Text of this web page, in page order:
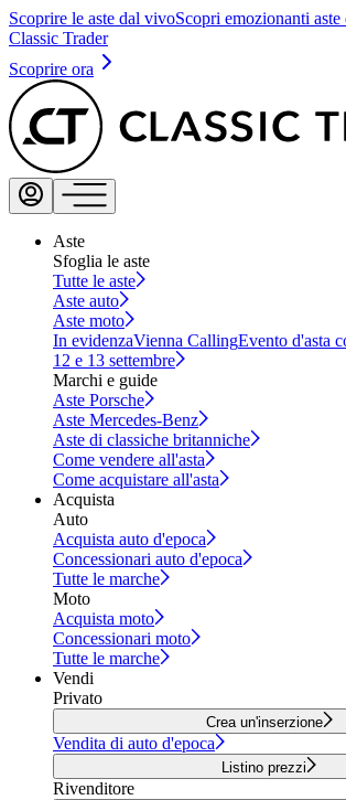
Scoprire le aste dal vivoScopri emozionanti
Classic Trader
Scoprire ora
Aste
Sfoglia le aste
Tutte le aste
Aste auto
Aste moto
In evidenzaVienna CallingEvento d'asta
12 e 13 settembre
Marchi e guide
Aste Porsche
Aste Mercedes-Benz
Aste di classiche britanniche
Come vendere all'asta
Come acquistare all'asta
Acquista
Auto
Acquista auto d'epoca
Concessionari auto d'epoca
Tutte le marche
Moto
Acquista moto
Concessionari moto
Tutte le marche
Vendi
Privato
Crea un'inserzione
Vendita di auto d'epoca
Listino prezzi
Rivenditore